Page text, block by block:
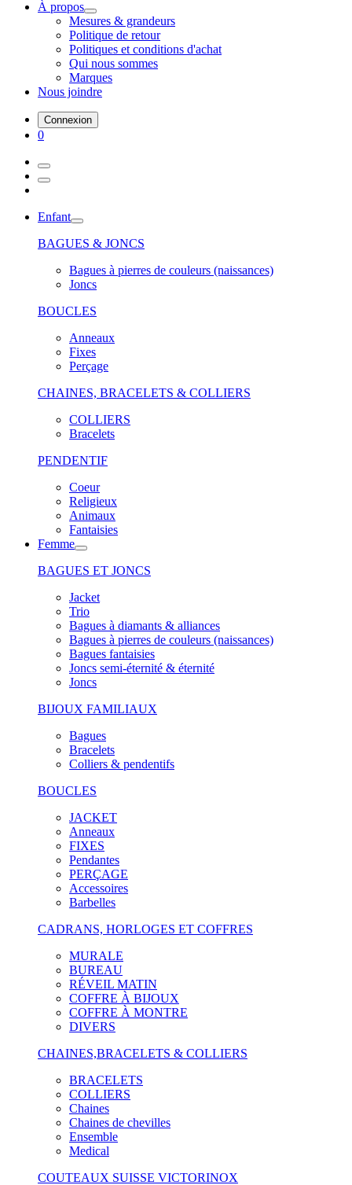
À propos
Mesures & grandeurs
Politique de retour
Politiques et conditions d'achat
Qui nous sommes
Marques
Nous joindre
Connexion
0
Enfant
BAGUES & JONCS
Bagues à pierres de couleurs (naissances)
Joncs
BOUCLES
Anneaux
Fixes
Perçage
CHAINES, BRACELETS & COLLIERS
COLLIERS
Bracelets
PENDENTIF
Coeur
Religieux
Animaux
Fantaisies
Femme
BAGUES ET JONCS
Jacket
Trio
Bagues à diamants & alliances
Bagues à pierres de couleurs (naissances)
Bagues fantaisies
Joncs semi-éternité & éternité
Joncs
BIJOUX FAMILIAUX
Bagues
Bracelets
Colliers & pendentifs
BOUCLES
JACKET
Anneaux
FIXES
Pendantes
PERÇAGE
Accessoires
Barbelles
CADRANS, HORLOGES ET COFFRES
MURALE
BUREAU
RÉVEIL MATIN
COFFRE À BIJOUX
COFFRE À MONTRE
DIVERS
CHAINES,BRACELETS & COLLIERS
BRACELETS
COLLIERS
Chaines
Chaines de chevilles
Ensemble
Medical
COUTEAUX SUISSE VICTORINOX